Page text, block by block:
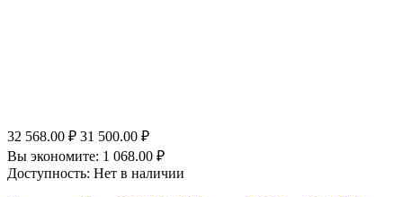
32 568.00 ₽ 31 500.00 ₽
Вы экономите: 1 068.00 ₽
Доступность: Нет в наличии